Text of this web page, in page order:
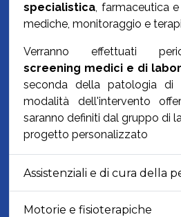
specialistica, farmaceutica
mediche, monitoraggio e
Verranno effettuati
screening medici e di
seconda della patologia
modalità dell'intervento
saranno definiti dal gruppo di
progetto personalizzato
Assistenziali e di cura della
Motorie e fisioterapiche